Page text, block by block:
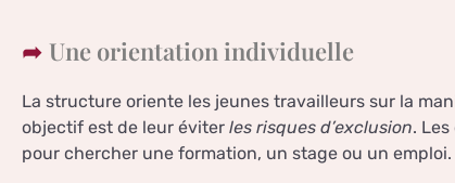
Une orientation individuelle
La structure oriente les jeunes travailleurs sur la
objectif est de leur éviter les risques d’exclusion.
pour chercher une formation, un stage ou un emploi.